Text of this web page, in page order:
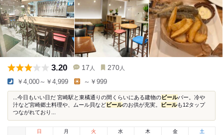
3.20 17 人 270 人
￥4,000～￥4,999 ～￥999
...今日もいい日だ 宮崎駅と東橘通りの間くらいにある建物の ビールバー。冷や
汁など宮崎郷土料理や、ムール貝など ビールのお供が充実。 ビールも12タップ
つながれており...
日
月 火 水 木 金 土